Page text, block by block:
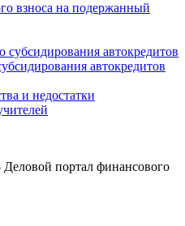
взноса на подержанный
автокредитов
портал финансового